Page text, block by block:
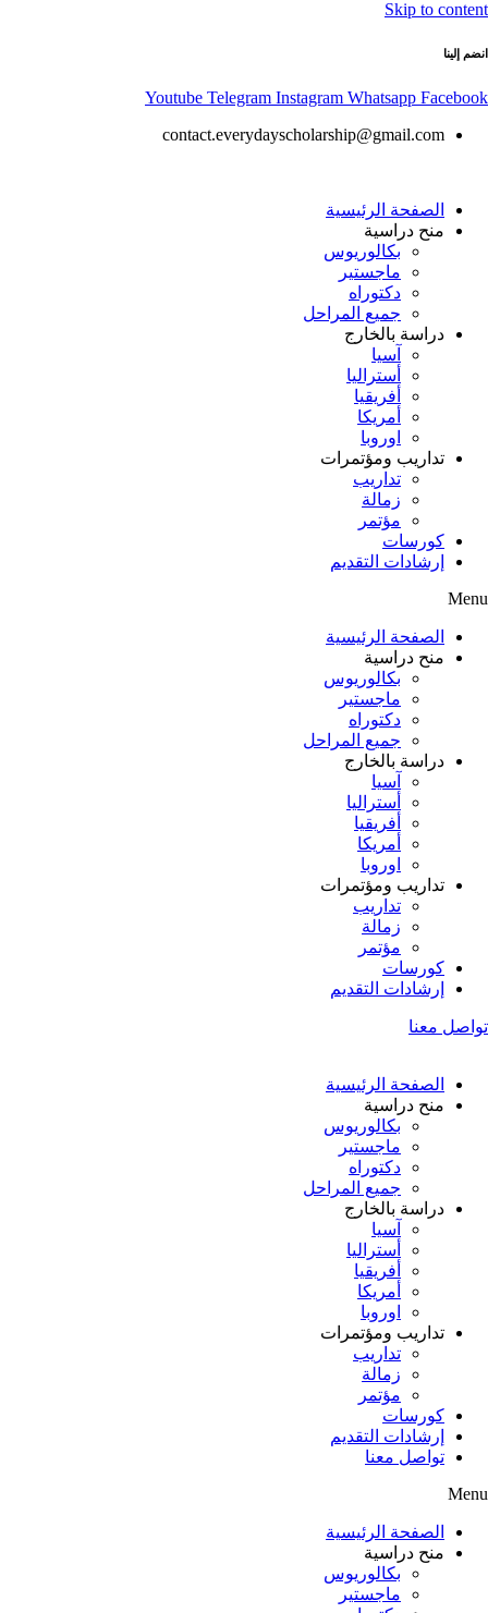
Skip to content
انضم إلينا
Youtube Telegram Instagram Whatsapp Facebook
contact.everydayscholarship@gmail.com
الصفحة الرئيسية
منح دراسية
بكالوريوس
ماجستير
دكتوراه
جميع المراحل
دراسة بالخارج
آسيا
أستراليا
أفريقيا
أمريكا
اوروبا
تداريب ومؤتمرات
تداريب
زمالة
مؤتمر
كورسات
إرشادات التقديم
Menu
الصفحة الرئيسية
منح دراسية
بكالوريوس
ماجستير
دكتوراه
جميع المراحل
دراسة بالخارج
آسيا
أستراليا
أفريقيا
أمريكا
اوروبا
تداريب ومؤتمرات
تداريب
زمالة
مؤتمر
كورسات
إرشادات التقديم
تواصل معنا
الصفحة الرئيسية
منح دراسية
بكالوريوس
ماجستير
دكتوراه
جميع المراحل
دراسة بالخارج
آسيا
أستراليا
أفريقيا
أمريكا
اوروبا
تداريب ومؤتمرات
تداريب
زمالة
مؤتمر
كورسات
إرشادات التقديم
تواصل معنا
Menu
الصفحة الرئيسية
منح دراسية
بكالوريوس
ماجستير